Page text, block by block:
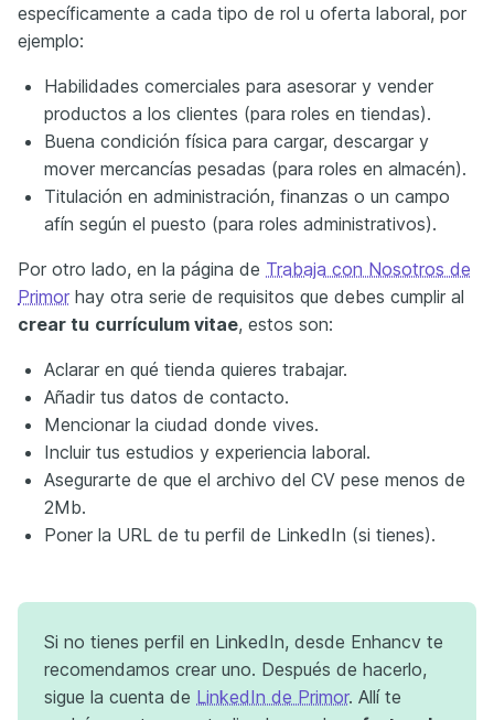
específicamente a cada tipo de rol u oferta laboral, por
ejemplo:
Habilidades comerciales para asesorar y vender
productos a los clientes (para roles en tiendas).
Buena condición física para cargar, descargar y
mover mercancías pesadas (para roles en almacén).
Titulación en administración, finanzas o un campo
afín según el puesto (para roles administrativos).
Por otro lado, en la página de Trabaja con Nosotros de
Primor hay otra serie de requisitos que debes cumplir al
crear tu currículum vitae, estos son:
Aclarar en qué tienda quieres trabajar.
Añadir tus datos de contacto.
Mencionar la ciudad donde vives.
Incluir tus estudios y experiencia laboral.
Asegurarte de que el archivo del CV pese menos de
2Mb.
Poner la URL de tu perfil de LinkedIn (si tienes).
Si no tienes perfil en LinkedIn, desde Enhancv te
recomendamos crear uno. Después de hacerlo,
sigue la cuenta de LinkedIn de Primor. Allí te